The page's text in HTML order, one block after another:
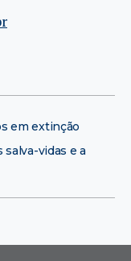
em extinção
vidas e a